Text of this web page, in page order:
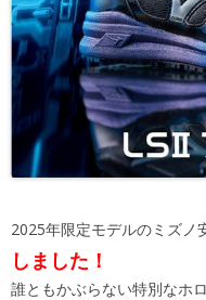
2025年限定モデルのミズノ
しました！
誰ともかぶらない特別なホ